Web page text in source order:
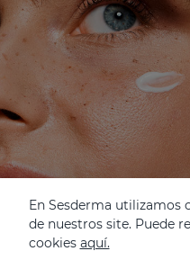
no solo refleja vitalidad,
En Sesderma utilizamos
de nuestros site. Puede
cookies aquí.